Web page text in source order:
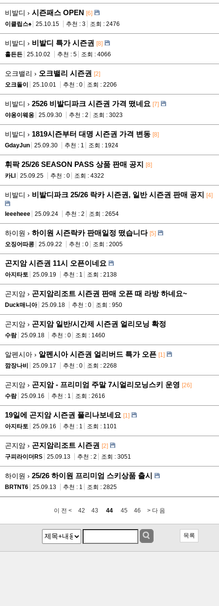
비발디 › 시즌패스 OPEN [6]
이클립스♠
25.10.15 추천 : 3 조회 : 2476
비발디 › 비발디 특가 시즌권 [8]
홀든든
25.10.02 추천 : 5 조회 : 4066
오크밸리 › 오크밸리 시즌권 [2]
오크돌이
25.10.01 추천 : 0 조회 : 2206
비발디 › 2526 비발디파크 시즌권 가격 떴네요 [7]
야옹이웨옹
25.09.30 추천 : 2 조회 : 3023
비발디 › 1819시즌부터 대명 시즌권 가격 변동 [8]
GdayJun
25.09.30 추천 : 1 조회 : 1924
휘팍 25/26 SEASON PASS 상품 판매 공지 [8]
카Ll
25.09.25 추천 : 0 조회 : 4322
비발디 › 비발디파크 25/26 락카 시즌권, 일반 시즌권 판매 공지 [4]
leeeheee 25.09.24 추천 : 2 조회 : 2654
하이원 › 하이원 시즌락카 판매일정 떴습니다 [5]
오징어따콩
25.09.22 추천 : 0 조회 : 2005
곤지암 시즌권 11시 오픈이네요
아지타토 25.09.19 추천 : 1 조회 : 2138
곤지암 › 곤지암리조트 시즌권 판매 오픈 때 라방 하네요~
Duck매니아 25.09.18 추천 : 0 조회 : 950
곤지암 › 곤지암 일반/시간제 시즌권 얼리모닝 확정
수람 25.09.18 추천 : 0 조회 : 1460
알펜시아 › 알펜시아 시즌권 얼리버드 특가 오픈 [1]
깜장나비
25.09.17 추천 : 0 조회 : 2268
곤지암 › 곤지암 - 프리미엄 주말 7시얼리모닝스키 운영 [26]
수람
25.09.16 추천 : 1 조회 : 2616
19일에 곤지암 시즌권 풀리나보네요 [1]
아지타토
25.09.16 추천 : 1 조회 : 1101
곤지암 › 곤지암리조트 시즌권 [2]
구피라이더RS
25.09.13 추천 : 2 조회 : 3051
하이원 › 25/26 하이원 프리미엄 스키상품 출시
BRTNT6 25.09.13 추천 : 1 조회 : 2825
이 전 < 42 43 44 45 46 > 다 음
목록